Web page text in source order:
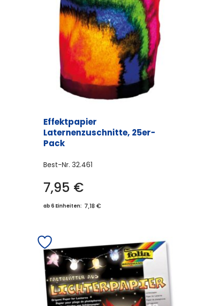
Effektpapier
Laternenzuschnitte, 25er-
Pack
Best-Nr. 32.461
7,95 €
ab 6 Einheiten: 7,18 €